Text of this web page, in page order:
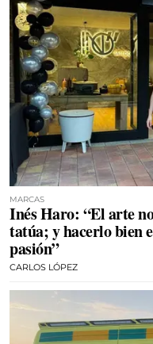
MARCAS
Inés Haro: “El arte
tatúa; y hacerlo bien
pasión”
CARLOS LÓPEZ